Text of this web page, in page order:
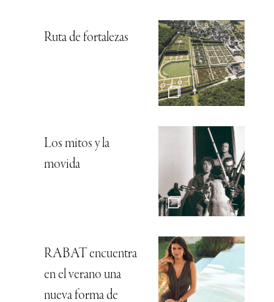
Ruta de fortalezas
Los mitos y la
movida
RABAT encuentra
en el verano una
nueva forma de